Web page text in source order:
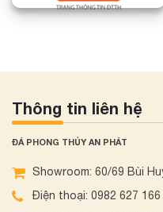
Thông tin liên hệ
ĐÁ PHONG THỦY AN PHÁT
Showroom: 60/69 Bùi
Điện thoại: 0982 627 166